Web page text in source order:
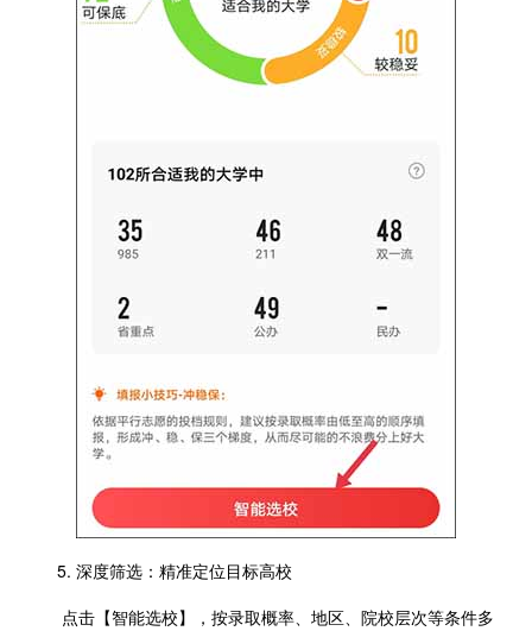
5. 深度筛选：精准定位目标高校
点击【智能选校】，按录取概率、地区、院校层次等条件多